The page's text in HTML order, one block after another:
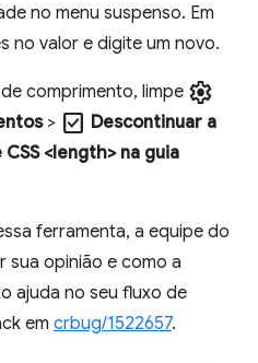
no menu suspenso. Em
no valor e digite um novo.
comprimento, limpe settings
> check_box Descontinuar a
<length> na guia
ferramenta, a equipe do
sua opinião e como a
ajuda no seu fluxo de
em crbug/1522657.